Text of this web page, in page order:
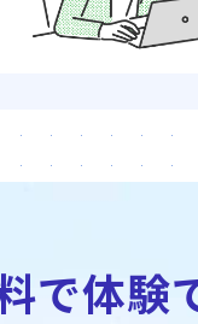
で体験